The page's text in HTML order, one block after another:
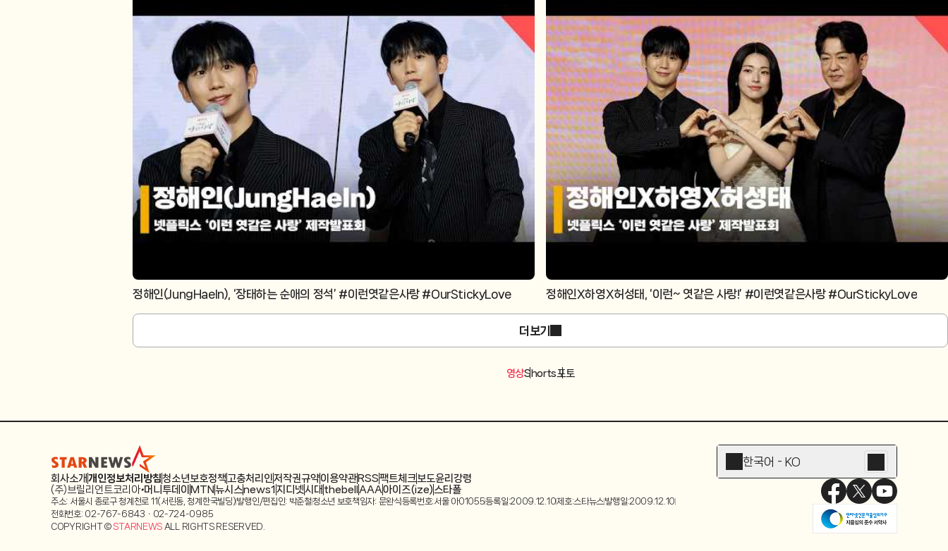
정해인(JungHaeIn), ‘장태하는 순애의 정석’ #이런엿같은사랑 #OurStickyLove 정해인X하영X허성태, ‘이런~ 엿같은 사랑!’ #이런엿같은사랑 #OurStickyLove
더보기
영상Shorts포토
회사소개개인정보처리방침청소년보호정책고충처리인저작권규약이용약관RSS팩트체크 보도윤리강령
(주)브릴리언트코리아 머니투데이 MTN뉴시스news1지디넷시대 thebellAAA아이즈(ize)스타폴
주소: 서울시 종로구 청계천로 11(서린동, 청계한국빌딩)발행인/편집인: 박준철청소년 보호책임자: 문완식등록번호:서울 아01055등록일:2009.12.10제호:스타뉴스발행일:2009.12.10
전화번호: 02-767-6843ㆍ02-724-0985
COPYRIGHT ©STARNEWS ALL RIGHTS RESERVED.
한국어 - KO